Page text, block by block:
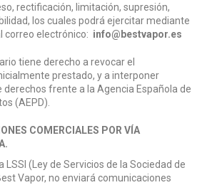
rectificación, limitación, supresión,
los cuales podrá ejercitar mediante
correo electrónico: info@bestvapor.es
tiene derecho a revocar el
prestado, y a interponer
derechos frente a la Agencia Española de
(AEPD).
COMERCIALES POR VÍA
LSSI (Ley de Servicios de la Sociedad de
Vapor, no enviará comunicaciones